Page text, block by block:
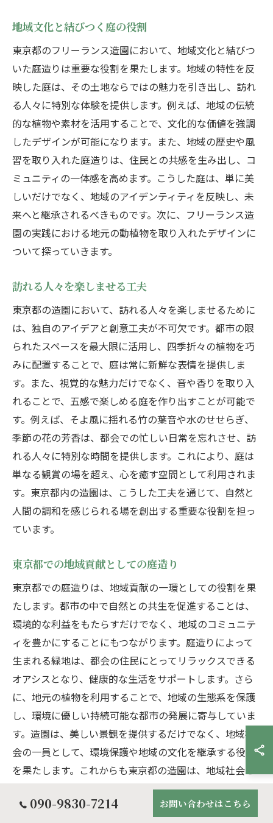
地域文化と結びつく庭の役割
東京都のフリーランス造園において、地域文化と結びつ
いた庭造りは重要な役割を果たします。地域の特性を反
映した庭は、その土地ならではの魅力を引き出し、訪れ
る人々に特別な体験を提供します。例えば、地域の伝統
的な植物や素材を活用することで、文化的な価値を強調
したデザインが可能になります。また、地域の歴史や風
習を取り入れた庭造りは、住民との共感を生み出し、コ
ミュニティの一体感を高めます。こうした庭は、単に美
しいだけでなく、地域のアイデンティティを反映し、未
来へと継承されるべきものです。次に、フリーランス造
園の実践における地元の動植物を取り入れたデザインに
ついて探っていきます。
訪れる人々を楽しませる工夫
東京都の造園において、訪れる人々を楽しませるために
は、独自のアイデアと創意工夫が不可欠です。都市の限
られたスペースを最大限に活用し、四季折々の植物を巧
みに配置することで、庭は常に新鮮な表情を提供しま
す。また、視覚的な魅力だけでなく、音や香りを取り入
れることで、五感で楽しめる庭を作り出すことが可能で
す。例えば、そよ風に揺れる竹の葉音や水のせせらぎ、
季節の花の芳香は、都会での忙しい日常を忘れさせ、訪
れる人々に特別な時間を提供します。これにより、庭は
単なる観賞の場を超え、心を癒す空間として利用されま
す。東京都内の造園は、こうした工夫を通じて、自然と
人間の調和を感じられる場を創出する重要な役割を担っ
ています。
東京都での地域貢献としての庭造り
東京都での庭造りは、地域貢献の一環としての役割を果
たします。都市の中で自然との共生を促進することは、
環境的な利益をもたらすだけでなく、地域のコミュニテ
ィを豊かにすることにもつながります。庭造りによって
生まれる緑地は、都会の住民にとってリラックスできる
オアシスとなり、健康的な生活をサポートします。さら
に、地元の植物を利用することで、地域の生態系を保護
し、環境に優しい持続可能な都市の発展に寄与していま
す。造園は、美しい景観を提供するだけでなく、地域社
会の一員として、環境保護や地域の文化を継承する役割
を果たします。これからも東京都の造園は、地域社会と
の積極的な関わりを通じて、より良い未来を築くための
重要な要素となり続けるでしょう。次回の記事では、こ
090-9830-7214 お問い合わせはこちら